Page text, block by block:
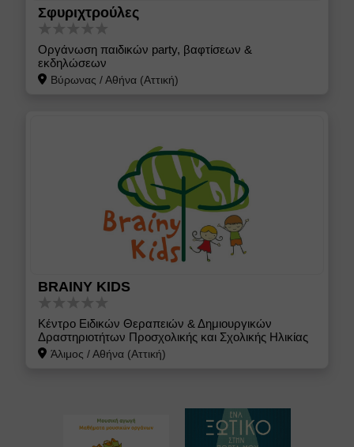
Σφυριχτρούλες
Οργάνωση παιδικών party, βαφτίσεων &
εκδηλώσεων
Βύρωνας /Αθήνα (Αττική)
BRAINY KIDS
Κέντρο Ειδικών Θεραπειών & Δημιουργικών
Δραστηριοτήτων Προσχολικής και Σχολικής Ηλικίας
Άλιμος /Αθήνα (Αττική)